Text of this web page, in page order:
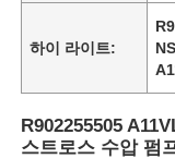
홈
하이 라이트:
R902255505
스트로스 수압 펌